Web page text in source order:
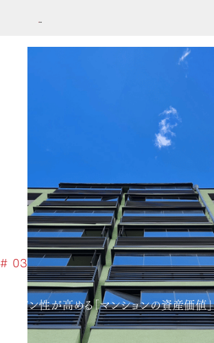
# 03
デザイン性が高める「マンションの資産価値」